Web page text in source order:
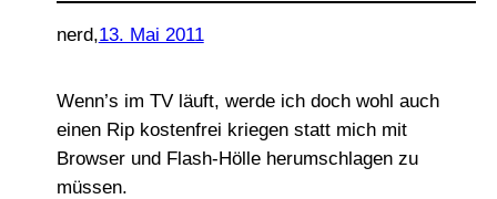
nerd,13. Mai 2011
Wenn’s im TV läuft, werde ich doch wohl auch
einen Rip kostenfrei kriegen statt mich mit
Browser und Flash-Hölle herumschlagen zu
müssen.